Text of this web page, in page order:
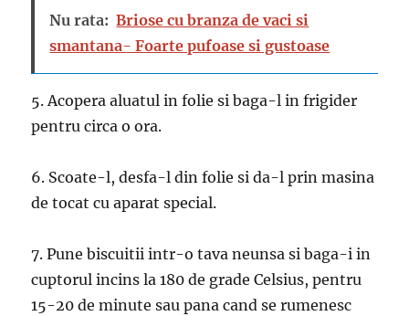
Nu rata: Briose cu branza de vaci si
smantana- Foarte pufoase si gustoase
5. Acopera aluatul in folie si baga-l in frigider
pentru circa o ora.
6. Scoate-l, desfa-l din folie si da-l prin masina
de tocat cu aparat special.
7. Pune biscuitii intr-o tava neunsa si baga-i in
cuptorul incins la 180 de grade Celsius, pentru
15-20 de minute sau pana cand se rumenesc